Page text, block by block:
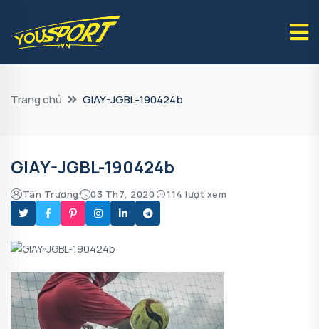
Trang chủ GIAY-JGBL-190424b
GIAY-JGBL-190424b
Tân Trương 03 Th7, 2020 114 lượt xem